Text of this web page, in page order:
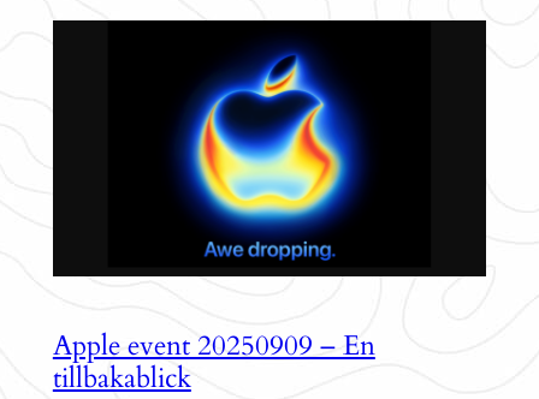
Apple event 20250909 – En
tillbakablick